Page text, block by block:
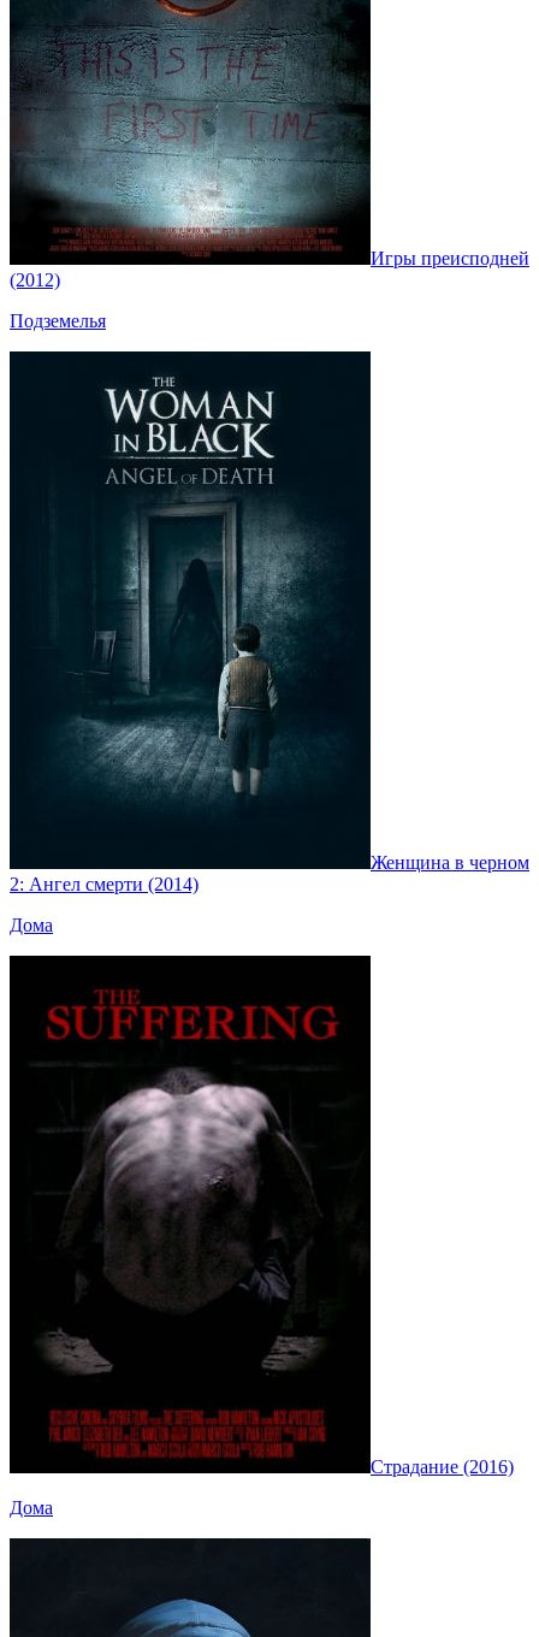
Игры преисподней
(2012)
Подземелья
Женщина в черном
2: Ангел смерти (2014)
Дома
Страдание (2016)
Дома